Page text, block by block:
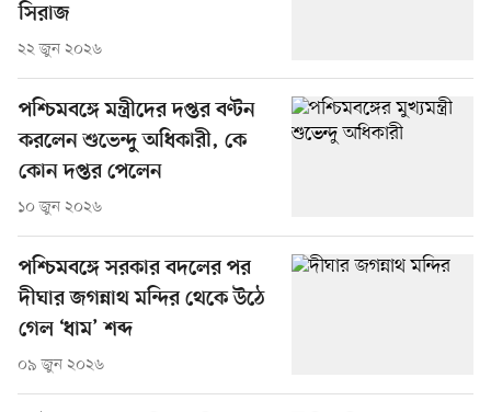
সিরাজ
২২ জুন ২০২৬
পশ্চিমবঙ্গে মন্ত্রীদের দপ্তর বণ্টন
করলেন শুভেন্দু অধিকারী, কে
কোন দপ্তর পেলেন
১০ জুন ২০২৬
পশ্চিমবঙ্গে সরকার বদলের পর
দীঘার জগন্নাথ মন্দির থেকে উঠে
গেল ‘ধাম’ শব্দ
০৯ জুন ২০২৬